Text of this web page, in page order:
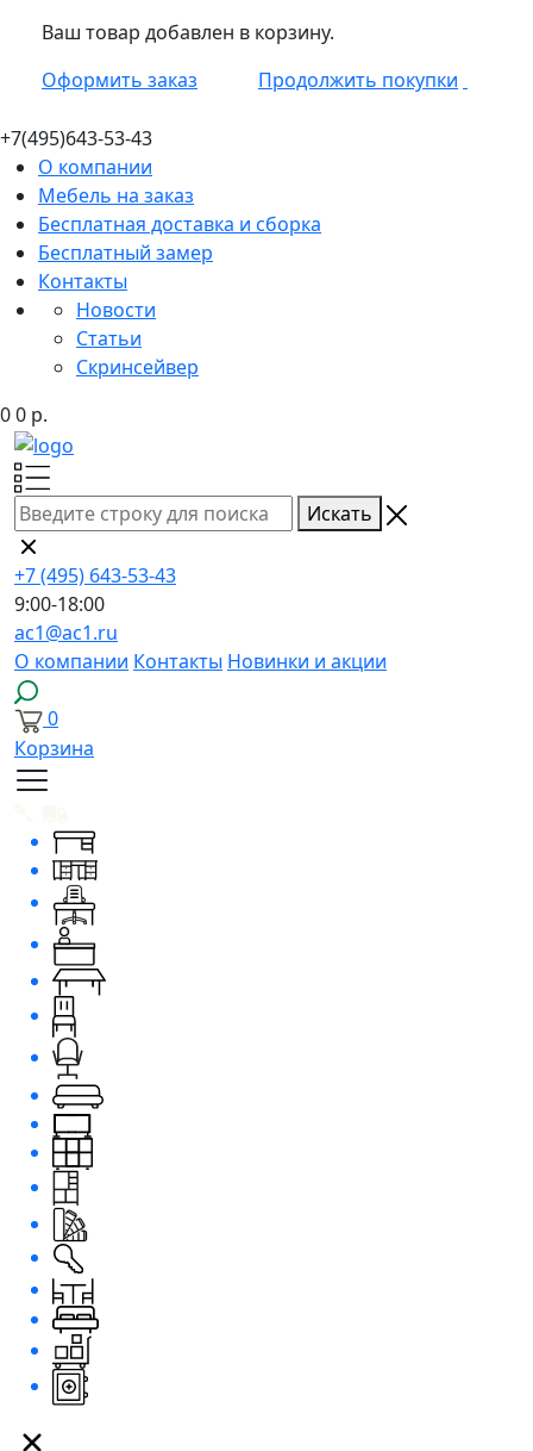
Ваш товар добавлен в корзину.
Оформить заказ
Продолжить покупки
+7(495)643-53-43
О компании
Мебель на заказ
Бесплатная доставка и сборка
Бесплатный замер
Контакты
Новости
Статьи
Скринсейвер
00 р.
Искать
+7 (495) 643-53-43
9:00-18:00
ac1@ac1.ru
О компании Контакты Новинки и акции
0
Корзина